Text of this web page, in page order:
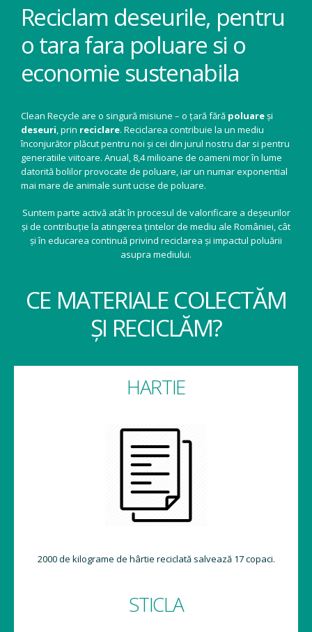
Reciclam deseurile, pentru
o tara fara poluare si o
economie sustenabila
Clean Recycle are o singură misiune – o țară fără poluareși
deseuri, prin reciclare. Reciclarea contribuie la un mediu
înconjurător plăcut pentru noi și cei din jurul nostru dar si pentru
generatiile viitoare. Anual, 8,4 milioane de oameni mor în lume
datorită bolilor provocate de poluare, iar un numar exponential
mai mare de animale sunt ucise de poluare.
Suntem parte activă atât în procesul de valorificare a deșeurilor
și de contribuție la atingerea țintelor de mediu ale României, cât
și în educarea continuă privind reciclarea și impactul poluării
asupra mediului.
CE MATERIALE COLECTĂM
ȘI RECICLĂM?
HARTIE
2000 de kilograme de hârtie reciclată salvează 17 copaci.
STICLA